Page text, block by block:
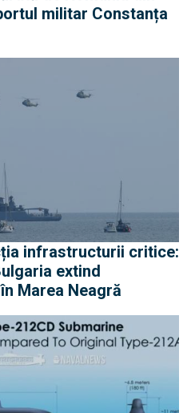
militar Constanța
infrastructurii critice:
extind
Marea Neagră